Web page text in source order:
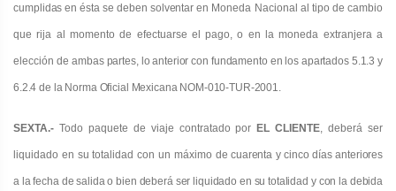
cumplidas en ésta se deben solventaren Moneda Nacional al tipo de cambio
que rija al momento de efectuarse el pago, o en la moneda extranjera a
elección deambas partes, lo anterior con fundamento en los apartados 5.1.3 y
6.2.4 de la Norma Oficial Mexicana NOM-010-TUR-2001.
SEXTA.- Todo paquete de viaje contratado por EL CLIENTE, deberá ser
liquidado en su totalidad con un máximo de cuarenta y cinco días anteriores
a la fecha de salida o bien deberá ser liquidado en su totalidad y con la debida